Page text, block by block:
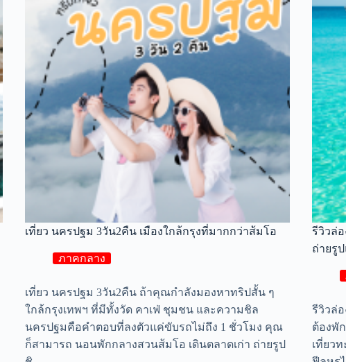
เที่ยว นครปฐม 3วัน2คืน เมืองใกล้กรุงที่มากกว่าส้มโอ
ภาคกลาง
เที่ยว นครปฐม 3วัน2คืน ถ้าคุณกำลังมองหาทริปสั้น ๆ
ใกล้กรุงเทพฯ ที่มีทั้งวัด คาเฟ่ ชุมชน และความชิล
นครปฐมคือคำตอบที่ลงตัวแค่ขับรถไม่ถึง 1 ชั่วโมง คุณ
ก็สามารถ นอนพักกลางสวนส้มโอ เดินตลาดเก่า ถ่ายรูป
รีวิวล่อ
ถ่ายรู
รีวิวล่
ต้องพั
เที่ยว